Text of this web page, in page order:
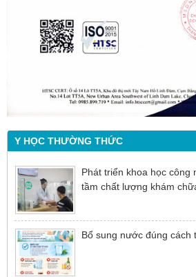
Y HỌC THƯỜNG THỨC
Phát triển khoa học công
tầm chất lượng khám
Bổ sung nước đúng cách